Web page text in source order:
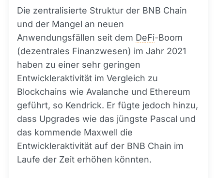
Die zentralisierte Struktur der BNB Chain
und der Mangel an neuen
Anwendungsfällen seit dem DeFi-Boom
(dezentrales Finanzwesen) im Jahr 2021
haben zu einer sehr geringen
Entwickleraktivität im Vergleich zu
Blockchains wie Avalanche und Ethereum
geführt, so Kendrick. Er fügte jedoch hinzu,
dass Upgrades wie das jüngste Pascal und
das kommende Maxwell die
Entwickleraktivität auf der BNB Chain im
Laufe der Zeit erhöhen könnten.